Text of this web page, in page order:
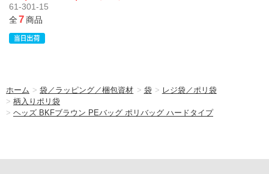
61-301-15
全7商品
ホーム >袋／ラッピング／梱包資材 > 袋 > レジ袋／ポリ袋
> 柄入りポリ袋
> ヘッズ BKFブラウン PEバッグ ポリバッグ ハードタイプ